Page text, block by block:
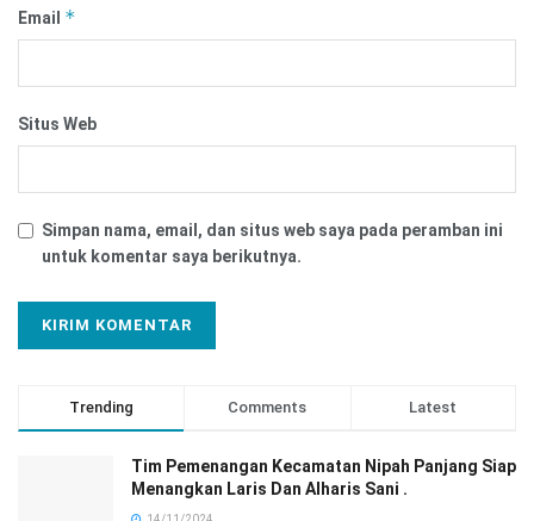
Email *
Situs Web
Simpan nama, email, dan situs web saya pada peramban ini
untuk komentar saya berikutnya.
Trending Comments Latest
Tim Pemenangan Kecamatan Nipah Panjang Siap
Menangkan Laris Dan Alharis Sani .